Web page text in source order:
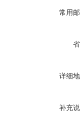
常用
详细
补充